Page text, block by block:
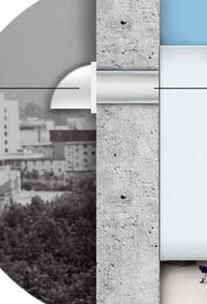
2020
техника для
и
защиты